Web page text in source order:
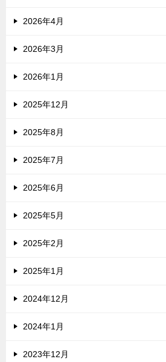
2026年4月
2026年3月
2026年1月
2025年12月
2025年8月
2025年7月
2025年6月
2025年5月
2025年2月
2025年1月
2024年12月
2024年1月
2023年12月